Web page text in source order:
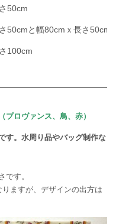
50cm
50cmと幅80cmｘ長さ50cm
100cm
プロヴァンス、鳥、赤）
す。水周り品やバッグ制作な
です。
ますが、デザインの出方は